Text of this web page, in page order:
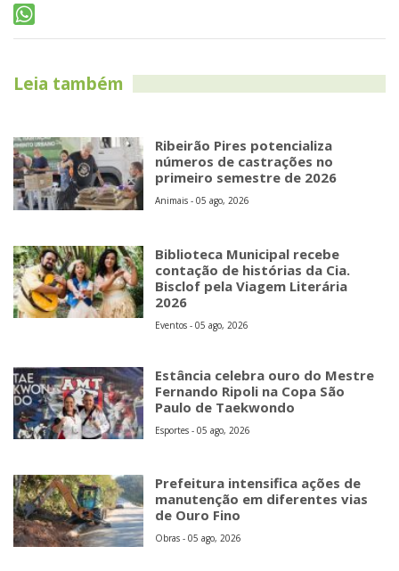
Leia também
Ribeirão Pires potencializa
números de castrações no
primeiro semestre de 2026
Animais - 05 ago, 2026
Biblioteca Municipal recebe
contação de histórias da Cia.
Bisclof pela Viagem Literária
2026
Eventos - 05 ago, 2026
Estância celebra ouro do Mestre
Fernando Ripoli na Copa São
Paulo de Taekwondo
Esportes - 05 ago, 2026
Prefeitura intensifica ações de
manutenção em diferentes vias
de Ouro Fino
Obras - 05 ago, 2026